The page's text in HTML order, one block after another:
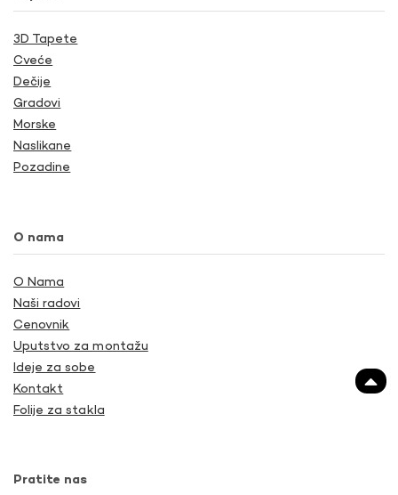
3D Tapete
Cveće
Dečije
Gradovi
Morske
Naslikane
Pozadine
O nama
O Nama
Naši radovi
Cenovnik
Uputstvo za montažu
Ideje za sobe
Kontakt
Folije za stakla
Pratite nas